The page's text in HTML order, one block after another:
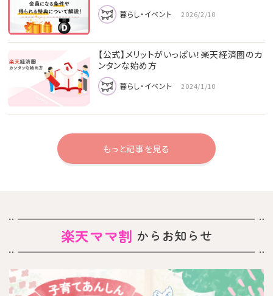
暮らし・イベント 2026/2/10
【公式】メリットがいっぱい！楽天経済圏のカ
ンタンな始め方
暮らし・イベント 2024/1/10
もっと記事を見る
楽天ママ割 からお知らせ